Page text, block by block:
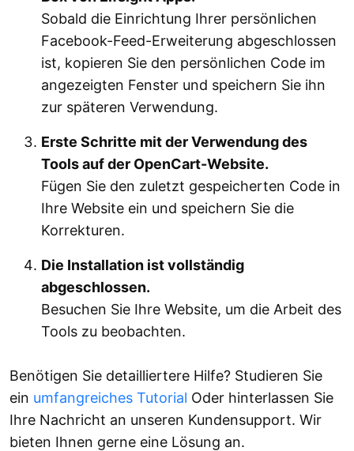
Sobald die Einrichtung Ihrer persönlichen
Facebook-Feed-Erweiterung abgeschlossen
ist, kopieren Sie den persönlichen Code im
angezeigten Fenster und speichern Sie ihn
zur späteren Verwendung.
Erste Schritte mit der Verwendung des
Tools auf der OpenCart-Website.
Fügen Sie den zuletzt gespeicherten Code in
Ihre Website ein und speichern Sie die
Korrekturen.
Die Installation ist vollständig
abgeschlossen.
Besuchen Sie Ihre Website, um die Arbeit des
Tools zu beobachten.
Benötigen Sie detailliertere Hilfe? Studieren Sie
ein umfangreiches Tutorial Oder hinterlassen Sie
Ihre Nachricht an unseren Kundensupport. Wir
bieten Ihnen gerne eine Lösung an.